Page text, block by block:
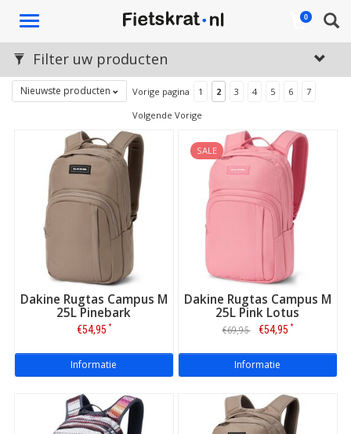
Toggle
0
Filter uw producten
Nieuwste producten Vorige pagina 1 2 3 4 5 6
7
Volgende Vorige
Dakine Rugtas Campus M
25L Pinebark
€54,95 *
Informatie
SALE
Dakine Rugtas Campus M
25L Pink Lotus
€69,95 €54,95 *
Informatie